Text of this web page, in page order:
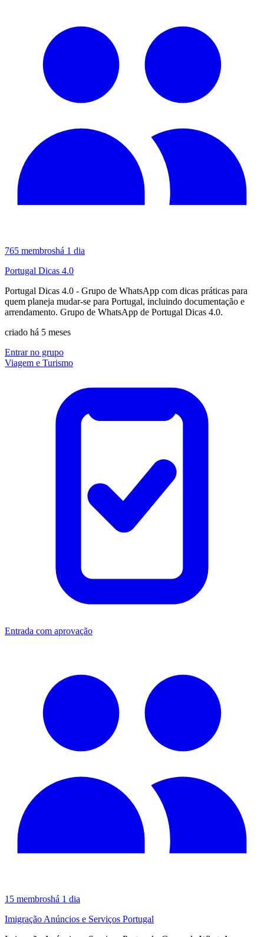
765 membroshá 1 dia
Portugal Dicas 4.0
Portugal Dicas 4.0 - Grupo de WhatsApp com dicas práticas para
quem planeja mudar-se para Portugal, incluindo documentação e
arrendamento. Grupo de WhatsApp de Portugal Dicas 4.0.
criado há 5 meses
Entrar no grupo
Viagem e Turismo
Entrada com aprovação
15 membroshá 1 dia
Imigração Anúncios e Serviços Portugal